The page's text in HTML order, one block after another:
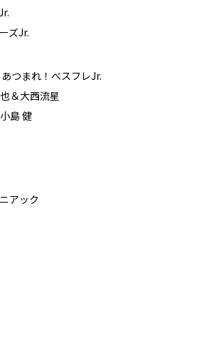
ズJr.
つまれ！べスフレJr.
＆大西流星
島 健
アック